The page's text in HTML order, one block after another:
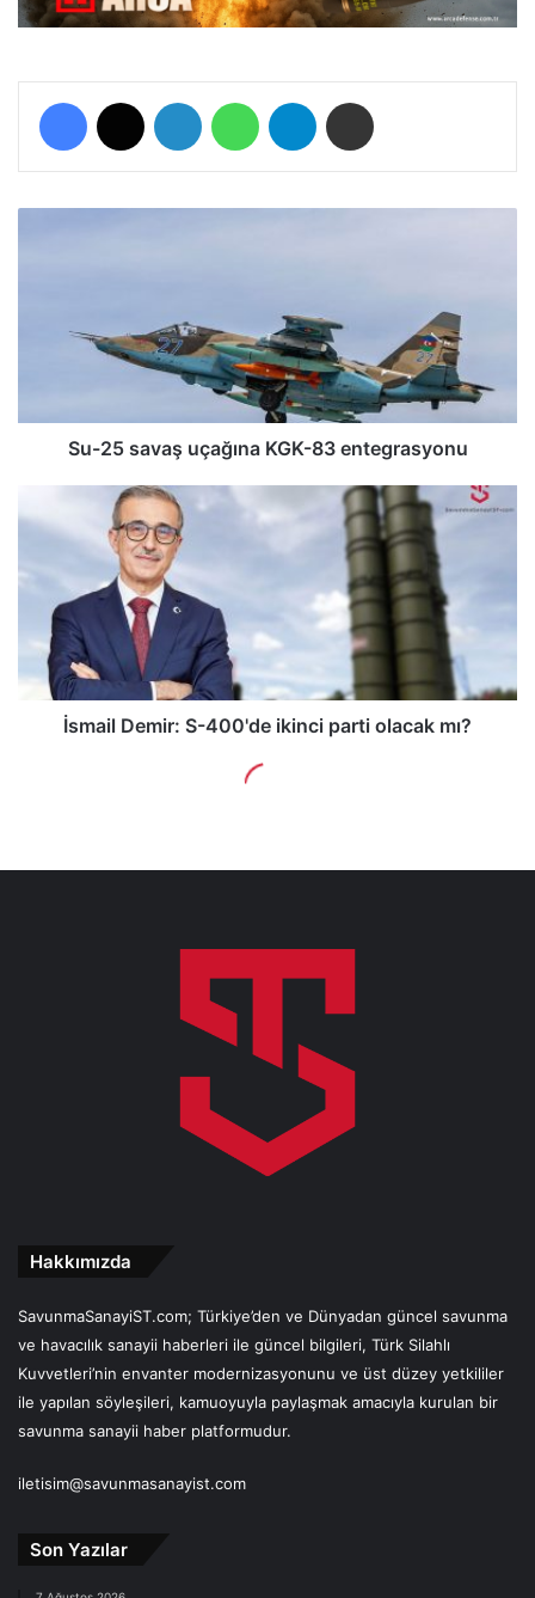
Hakkımızda
SavunmaSanayiST.com; Türkiye’den ve Dünyadan güncel savunma
ve havacılık sanayii haberleri ile güncel bilgileri, Türk Silahlı
Kuvvetleri’nin envanter modernizasyonunu ve üst düzey yetkililer
ile yapılan söyleşileri, kamuoyuyla paylaşmak amacıyla kurulan bir
savunma sanayii haber platformudur.
iletisim@savunmasanayist.com
Son Yazılar